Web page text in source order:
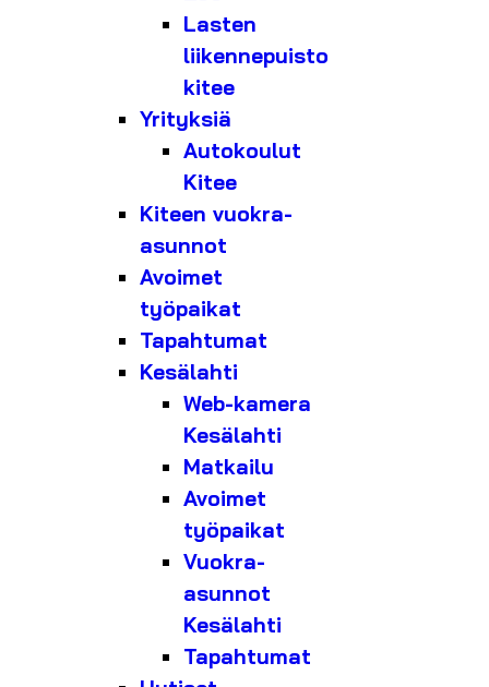
Lasten
liikennepuisto
kitee
Yrityksiä
Autokoulut
Kitee
Kiteen vuokra-
asunnot
Avoimet
työpaikat
Tapahtumat
Kesälahti
Web-kamera
Kesälahti
Matkailu
Avoimet
työpaikat
Vuokra-
asunnot
Kesälahti
Tapahtumat